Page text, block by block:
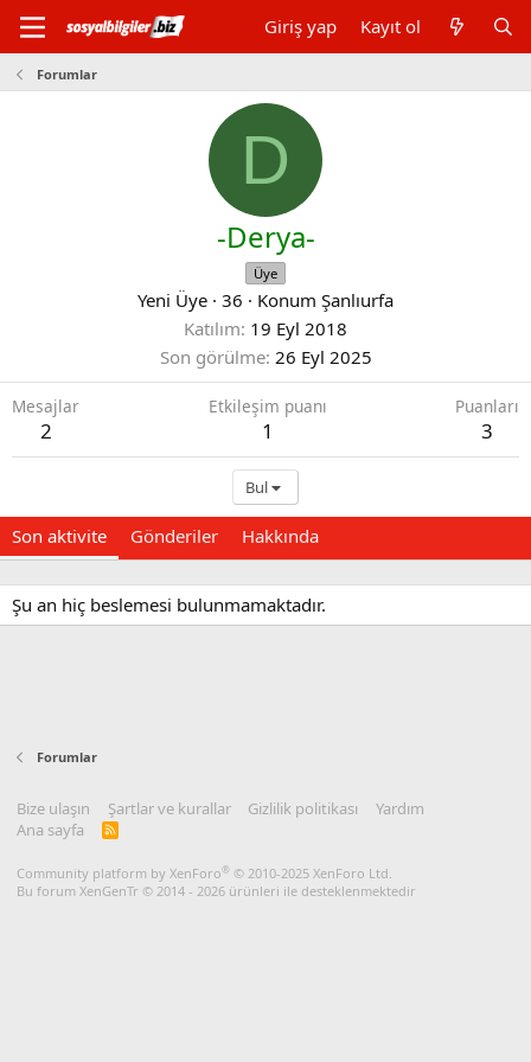
Giriş yap Kayıt ol
Forumlar
D
-Derya-
Üye
Yeni Üye · 36 · Konum Şanlıurfa
Katılım 19 Eyl 2018
Son görülme 26 Eyl 2025
Mesajlar
2
Etkileşim puanı
1
Puanları
3
Bul
Son aktivite Gönderiler Hakkında
Şu an hiç beslemesi bulunmamaktadır.
Forumlar
Bize ulaşın Şartlar ve kurallar Gizlilik politikası
Yardım
Ana sayfa
R
Community platform by XenForo® © 2010-2025 XenForo Ltd.
Bu forum XenGenTr © 2014 - 2026 ürünleri ile desteklenmektedir